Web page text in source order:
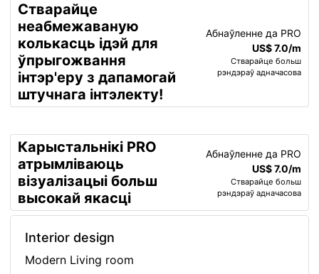
Стварайце
неабмежаваную
колькасць ідэй для
ўпрыгожвання
інтэр'еру з дапамогай
штучнага інтэлекту!
Абнаўленне да PRO
US$ 7.0/m
Стварайце больш
рэндэраў адначасова
Карыстальнікі PRO
атрымліваюць
візуалізацыі больш
высокай якасці
Абнаўленне да PRO
US$ 7.0/m
Стварайце больш
рэндэраў адначасова
Interior design
Modern Living room